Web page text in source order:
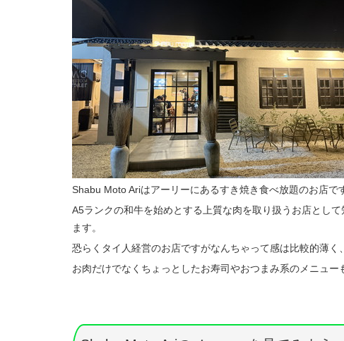
Shabu Moto Ariはアーリーにあるすき焼き食べ放題のお店で
A5ランクの和牛を始めとする上質な肉を取り扱うお店とし
ます。
恐らくタイ人経営のお店ですがなんちゃって感は比較的薄く
お肉だけでなくちょっとしたお寿司やおつまみ系のメニュー